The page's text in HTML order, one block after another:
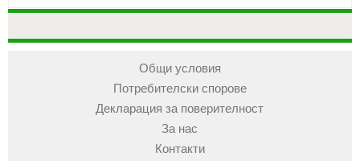
Общи условия
Потребителски спорове
Декларация за поверителност
За нас
Контакти